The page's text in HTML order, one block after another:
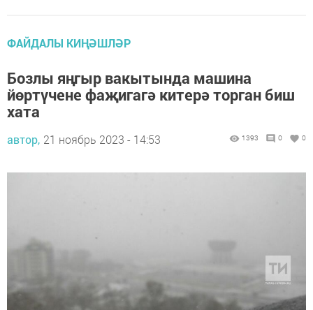
ФАЙДАЛЫ КИҢӘШЛӘР
Бозлы яңгыр вакытында машина
йөртүчене фаҗигагә китерә торган биш
хата
автор, 21 ноябрь 2023 - 14:53 1393 0 0